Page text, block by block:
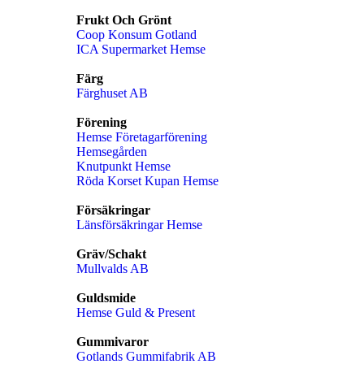
Frukt Och Grönt
Coop Konsum Gotland
ICA Supermarket Hemse
Färg
Färghuset AB
Förening
Hemse Företagarförening
Hemsegården
Knutpunkt Hemse
Röda Korset Kupan Hemse
Försäkringar
Länsförsäkringar Hemse
Gräv/Schakt
Mullvalds AB
Guldsmide
Hemse Guld & Present
Gummivaror
Gotlands Gummifabrik AB